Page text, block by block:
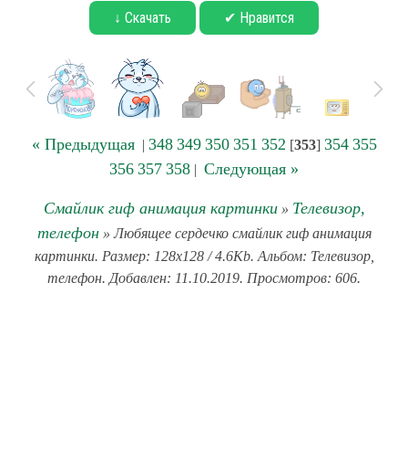
↓ Скачать ✔ Нравится
« Предыдущая| 348 349 350 351 352 [353] 354 355
356 357 358 | Следующая »
Смайлик гиф анимация картинки» Телевизор,
телефон» Любящее сердечко смайлик гиф анимация
картинки. Размер: 128x128 / 4.6Kb. Альбом: Телевизор,
телефон. Добавлен: 11.10.2019. Просмотров: 606.